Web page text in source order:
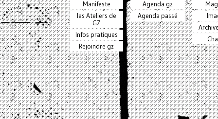
Manifeste
les Ateliers de
GZ
Infos pratiques
Rejoindre gz
Agenda gz
Agenda passé